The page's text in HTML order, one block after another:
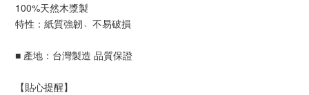
100%天然木漿製
特性：紙質強韌﹅不易破損
■ 產地：台灣製造 品質保證
【貼心提醒】